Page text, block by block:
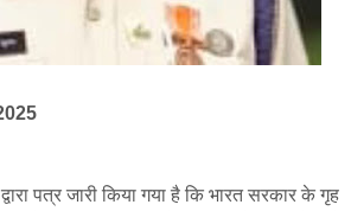
पत्र जारी किया गया है कि भारत सरकार के गृह